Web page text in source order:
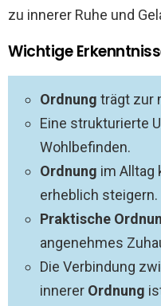
zu innerer Ruhe und
Wichtige
Ordnung trägt zur
Eine strukturierte
Wohlbefinden.
Ordnung im Alltag
erheblich steigern.
Praktische
angenehmes
Die Verbindung
innerer Ordnung